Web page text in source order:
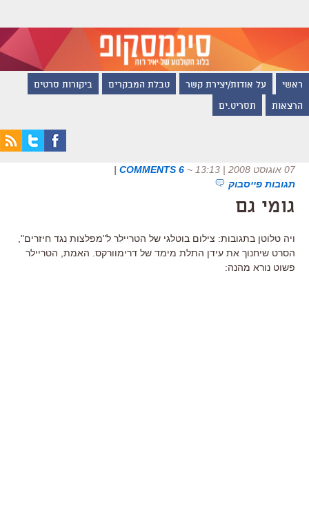
ראשי על אודות/יצירת קשר טבלת המבקרים ביקורות סרטים
הרצאות תסריט.ים
07 אוגוסט 2008 | 13:13 ~
6 COMMENTS
|
תגובות פייסבוק
גומי גם
ויה טלוטן בתגובות: צילום בוטלגי של הטריילר ל"מפלצות נגד חיזרים",
הסרט שיחנוך את עידן התלת מימד של דרימוורקס. האמת, הטריילר
פשוט נורא מהנה: